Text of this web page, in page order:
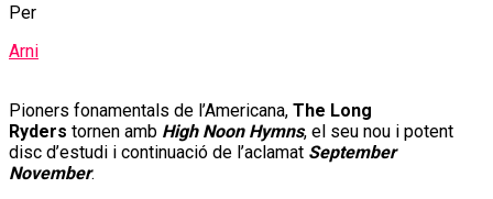
Per
Arni
Pioners fonamentals de l’Americana, The Long
Ryders tornen amb High Noon Hymns, el seu nou i potent
disc d’estudi i continuació de l’aclamat September
November.